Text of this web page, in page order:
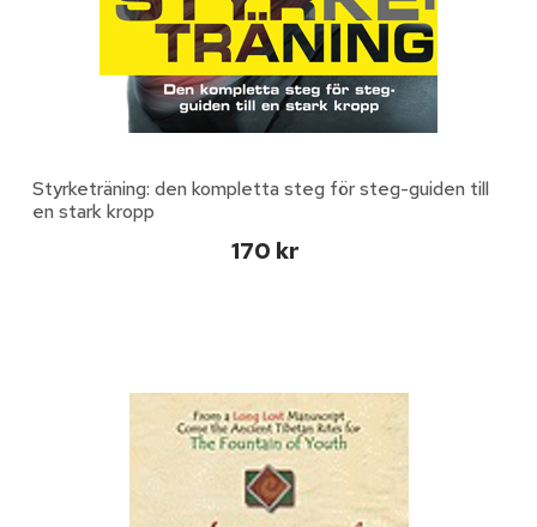
Styrketräning: den kompletta steg för steg-guiden till
en stark kropp
170 kr